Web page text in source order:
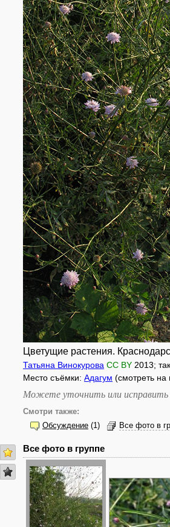
Цветущие растения.
Татьяна Винокурова CC BY 2013;
Место съёмки: Адагум (смотреть на
Можете уточнить или исправить
Смотри также:
Обсуждение (1) Все фото в
Все фото в группе